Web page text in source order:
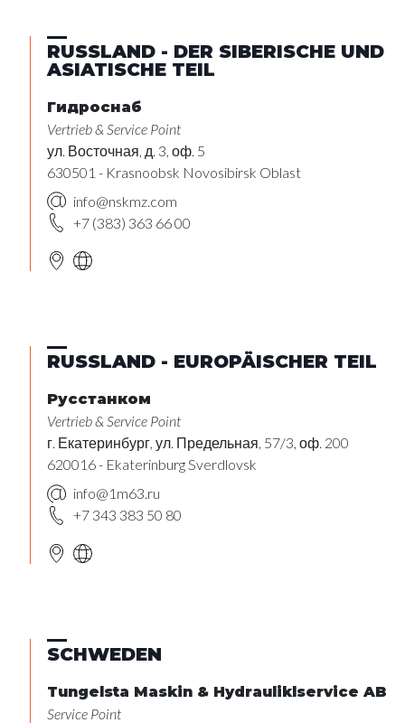
RUSSLAND - DER SIBERISCHE UND
ASIATISCHE TEIL
Гидроснаб
Vertrieb & Service Point
ул. Восточная, д. 3, оф. 5
630501 - Krasnoobsk Novosibirsk Oblast
info@nskmz.com
+7 (383) 363 66 00
RUSSLAND - EUROPÄISCHER TEIL
Русcтанком
Vertrieb & Service Point
г. Екатеринбург, ул. Предельная, 57/3, оф. 200
620016 - Ekaterinburg Sverdlovsk
info@1m63.ru
+7 343 383 50 80
SCHWEDEN
Tungelsta Maskin & Hydrauliklservice AB
Service Point